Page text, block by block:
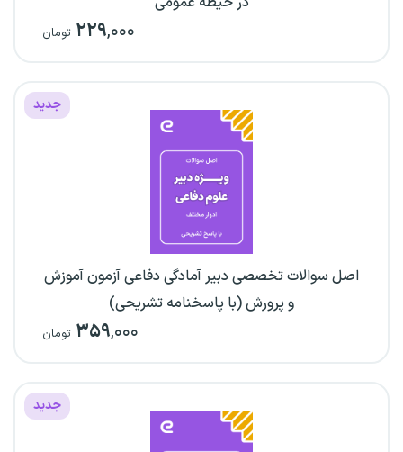
۲۲۹,۰۰۰ تومان
جدید
اصل سوالات تخصصی دبیر آمادگی دفاعی آزمون آموزش
و پرورش (با پاسخنامه تشریحی)
۳۵۹,۰۰۰ تومان
جدید